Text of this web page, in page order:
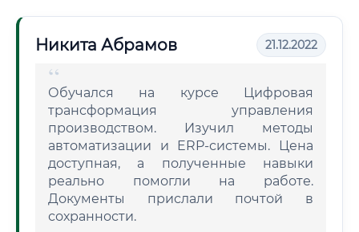
Никита Абрамов 21.12.2022
Обучался на курсе Цифровая
трансформация управления
производством. Изучил методы
автоматизации и ERP-системы. Цена
доступная, а полученные навыки
реально помогли на работе.
Документы прислали почтой в
сохранности.